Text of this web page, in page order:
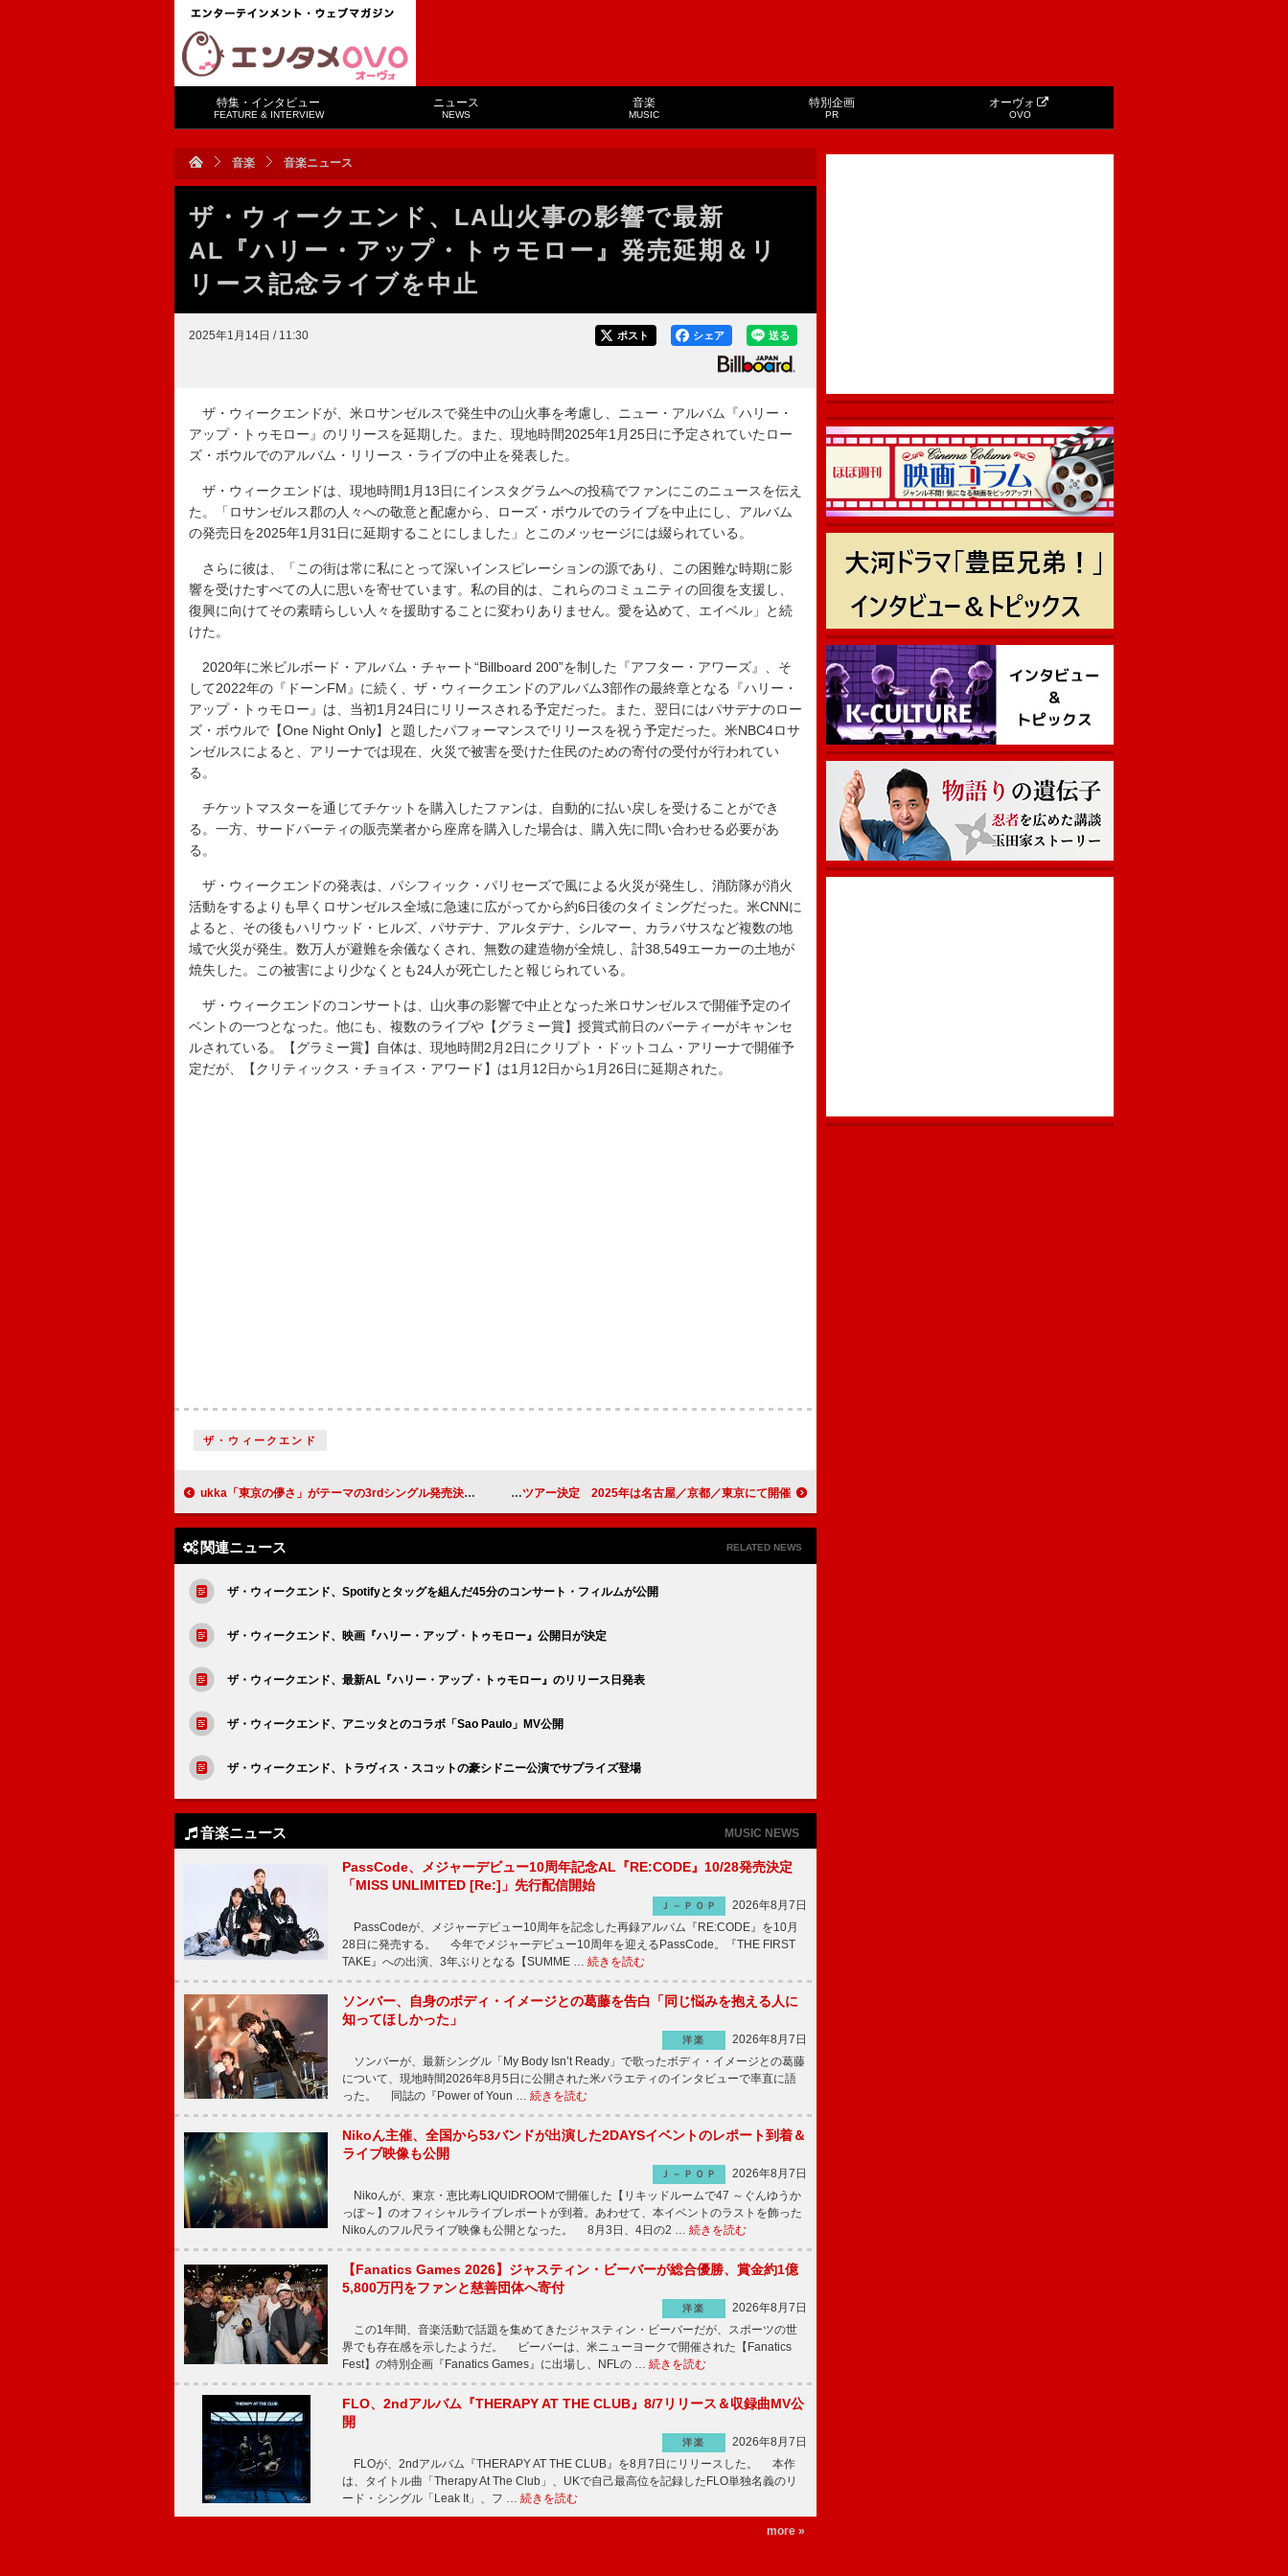
特集・インタビュー
FEATURE & INTERVIEW
ニュース
NEWS
音楽
MUSIC
特別企画
PR
オーヴォ
OVO
音楽 音楽ニュース
ザ・ウィークエンド、LA山火事の影響で最新
AL『ハリー・アップ・トゥモロー』発売延期＆リ
リース記念ライブを中止
2025年1月14日 / 11:30 送る
シェア
ポスト
ザ・ウィークエンドが、米ロサンゼルスで発生中の山火事を考慮し、ニュー・アルバム『ハリー・
アップ・トゥモロー』のリリースを延期した。また、現地時間2025年1月25日に予定されていたロー
ズ・ボウルでのアルバム・リリース・ライブの中止を発表した。
ザ・ウィークエンドは、現地時間1月13日にインスタグラムへの投稿でファンにこのニュースを伝え
た。「ロサンゼルス郡の人々への敬意と配慮から、ローズ・ボウルでのライブを中止にし、アルバム
の発売日を2025年1月31日に延期することにしました」とこのメッセージには綴られている。
さらに彼は、「この街は常に私にとって深いインスピレーションの源であり、この困難な時期に影
響を受けたすべての人に思いを寄せています。私の目的は、これらのコミュニティの回復を支援し、
復興に向けてその素晴らしい人々を援助することに変わりありません。愛を込めて、エイベル」と続
けた。
2020年に米ビルボード・アルバム・チャート“Billboard 200”を制した『アフター・アワーズ』、そ
して2022年の『ドーンFM』に続く、ザ・ウィークエンドのアルバム3部作の最終章となる『ハリー・
アップ・トゥモロー』は、当初1月24日にリリースされる予定だった。また、翌日にはパサデナのロー
ズ・ボウルで【One Night Only】と題したパフォーマンスでリリースを祝う予定だった。米NBC4ロサ
ンゼルスによると、アリーナでは現在、火災で被害を受けた住民のための寄付の受付が行われてい
る。
チケットマスターを通じてチケットを購入したファンは、自動的に払い戻しを受けることができ
る。一方、サードパーティの販売業者から座席を購入した場合は、購入先に問い合わせる必要があ
る。
ザ・ウィークエンドの発表は、パシフィック・パリセーズで風による火災が発生し、消防隊が消火
活動をするよりも早くロサンゼルス全域に急速に広がってから約6日後のタイミングだった。米CNNに
よると、その後もハリウッド・ヒルズ、パサデナ、アルタデナ、シルマー、カラバサスなど複数の地
域で火災が発生。数万人が避難を余儀なくされ、無数の建造物が全焼し、計38,549エーカーの土地が
焼失した。この被害により少なくとも24人が死亡したと報じられている。
ザ・ウィークエンドのコンサートは、山火事の影響で中止となった米ロサンゼルスで開催予定のイ
ベントの一つとなった。他にも、複数のライブや【グラミー賞】授賞式前日のパーティーがキャンセ
ルされている。【グラミー賞】自体は、現地時間2月2日にクリプト・ドットコム・アリーナで開催予
定だが、【クリティックス・チョイス・アワード】は1月12日から1月26日に延期された。
ザ・ウィークエンド
ukka「東京の儚さ」がテーマの3rdシングル発売決定 新曲「TOUTOI」1/29先行配信開始 リーガルリリー、春恒例のライブハウスツアー決定 2025年は名古屋／京都／東京にて開催
関連ニュース RELATED NEWS
ザ・ウィークエンド、Spotifyとタッグを組んだ45分のコンサート・フィルムが公開
ザ・ウィークエンド、映画『ハリー・アップ・トゥモロー』公開日が決定
ザ・ウィークエンド、最新AL『ハリー・アップ・トゥモロー』のリリース日発表
ザ・ウィークエンド、アニッタとのコラボ「Sao Paulo」MV公開
ザ・ウィークエンド、トラヴィス・スコットの豪シドニー公演でサプライズ登場
音楽ニュース MUSIC NEWS
PassCode、メジャーデビュー10周年記念AL『RE:CODE』10/28発売決定
「MISS UNLIMITED [Re:]」先行配信開始
Ｊ－ＰＯＰ
2026年8月7日
PassCodeが、メジャーデビュー10周年を記念した再録アルバム『RE:CODE』を10月
28日に発売する。 今年でメジャーデビュー10周年を迎えるPassCode。『THE FIRST
TAKE』への出演、3年ぶりとなる【SUMME … 続きを読む
ソンバー、自身のボディ・イメージとの葛藤を告白「同じ悩みを抱える人に
知ってほしかった」
洋楽
2026年8月7日
ソンバーが、最新シングル「My Body Isn’t Ready」で歌ったボディ・イメージとの葛藤
について、現地時間2026年8月5日に公開された米バラエティのインタビューで率直に語
った。 同誌の『Power of Youn … 続きを読む
Nikoん主催、全国から53バンドが出演した2DAYSイベントのレポート到着＆
ライブ映像も公開
Ｊ－ＰＯＰ
2026年8月7日
Nikoんが、東京・恵比寿LIQUIDROOMで開催した【リキッドルームで47 ～ぐんゆうか
っぽ～】のオフィシャルライブレポートが到着。あわせて、本イベントのラストを飾った
Nikoんのフル尺ライブ映像も公開となった。 8月3日、4日の2 … 続きを読む
【Fanatics Games 2026】ジャスティン・ビーバーが総合優勝、賞金約1億
5,800万円をファンと慈善団体へ寄付
洋楽
2026年8月7日
この1年間、音楽活動で話題を集めてきたジャスティン・ビーバーだが、スポーツの世
界でも存在感を示したようだ。 ビーバーは、米ニューヨークで開催された【Fanatics
Fest】の特別企画『Fanatics Games』に出場し、NFLの … 続きを読む
FLO、2ndアルバム『THERAPY AT THE CLUB』8/7リリース＆収録曲MV公
開
洋楽
2026年8月7日
FLOが、2ndアルバム『THERAPY AT THE CLUB』を8月7日にリリースした。 本作
は、タイトル曲「Therapy At The Club」、UKで自己最高位を記録したFLO単独名義のリ
ード・シングル「Leak It」、フ … 続きを読む
more »